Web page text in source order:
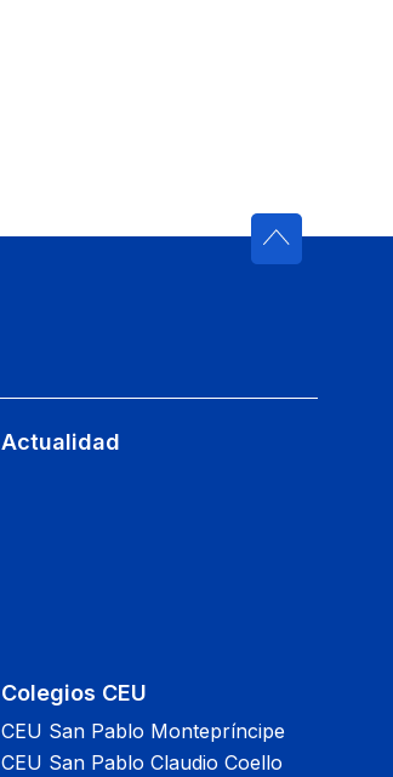
Actualidad
Colegios CEU
CEU San Pablo Montepríncipe
CEU San Pablo Claudio Coello